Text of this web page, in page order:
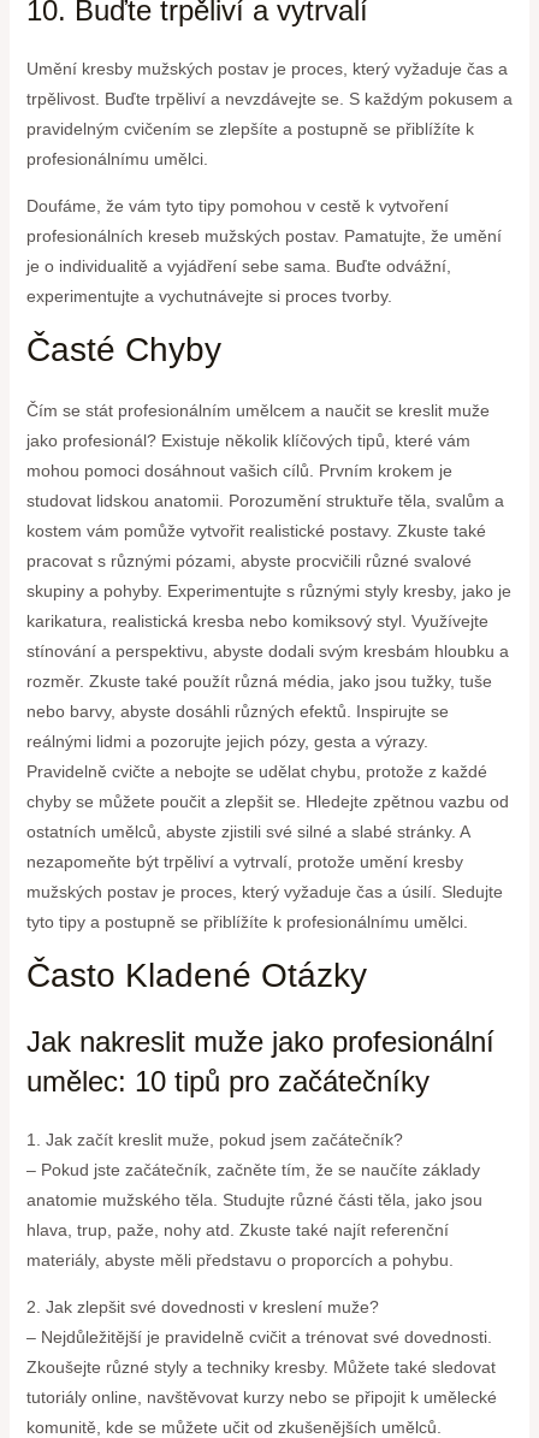
10. Buďte trpěliví a vytrvalí
Umění kresby mužských postav je proces, který vyžaduje čas a
trpělivost. Buďte trpěliví a nevzdávejte se. S každým pokusem a
pravidelným cvičením se zlepšíte a postupně se přiblížíte k
profesionálnímu umělci.
Doufáme, že vám tyto tipy pomohou v cestě k vytvoření
profesionálních kreseb mužských postav. Pamatujte, že umění
je o individualitě a vyjádření sebe sama. Buďte odvážní,
experimentujte a vychutnávejte si proces tvorby.
Časté Chyby
Čím se stát profesionálním umělcem a naučit se kreslit muže
jako profesionál? Existuje několik klíčových tipů, které vám
mohou pomoci dosáhnout vašich cílů. Prvním krokem je
studovat lidskou anatomii. Porozumění struktuře těla, svalům a
kostem vám pomůže vytvořit realistické postavy. Zkuste také
pracovat s různými pózami, abyste procvičili různé svalové
skupiny a pohyby. Experimentujte s různými styly kresby, jako je
karikatura, realistická kresba nebo komiksový styl. Využívejte
stínování a perspektivu, abyste dodali svým kresbám hloubku a
rozměr. Zkuste také použít různá média, jako jsou tužky, tuše
nebo barvy, abyste dosáhli různých efektů. Inspirujte se
reálnými lidmi a pozorujte jejich pózy, gesta a výrazy.
Pravidelně cvičte a nebojte se udělat chybu, protože z každé
chyby se můžete poučit a zlepšit se. Hledejte zpětnou vazbu od
ostatních umělců, abyste zjistili své silné a slabé stránky. A
nezapomeňte být trpěliví a vytrvalí, protože umění kresby
mužských postav je proces, který vyžaduje čas a úsilí. Sledujte
tyto tipy a postupně se přiblížíte k profesionálnímu umělci.
Často Kladené Otázky
Jak nakreslit muže jako profesionální
umělec: 10 tipů pro začátečníky
1. Jak začít kreslit muže, pokud jsem začátečník?
– Pokud jste začátečník, začněte tím, že se naučíte základy
anatomie mužského těla. Studujte různé části těla, jako jsou
hlava, trup, paže, nohy atd. Zkuste také najít referenční
materiály, abyste měli představu o proporcích a pohybu.
2. Jak zlepšit své dovednosti v kreslení muže?
– Nejdůležitější je pravidelně cvičit a trénovat své dovednosti.
Zkoušejte různé styly a techniky kresby. Můžete také sledovat
tutoriály online, navštěvovat kurzy nebo se připojit k umělecké
komunitě, kde se můžete učit od zkušenějších umělců.